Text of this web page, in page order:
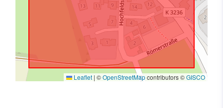
Leaflet | ©OpenStreetMapcontributors ©GISCO